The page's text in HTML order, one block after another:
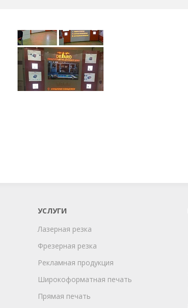
УСЛУГИ
Лазерная резка
Фрезерная резка
Рекламная продукция
Широкоформатная печать
Прямая печать